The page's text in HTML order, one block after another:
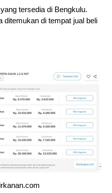
tersedia di Bengkulu.
ditemukan di tempat jual beli